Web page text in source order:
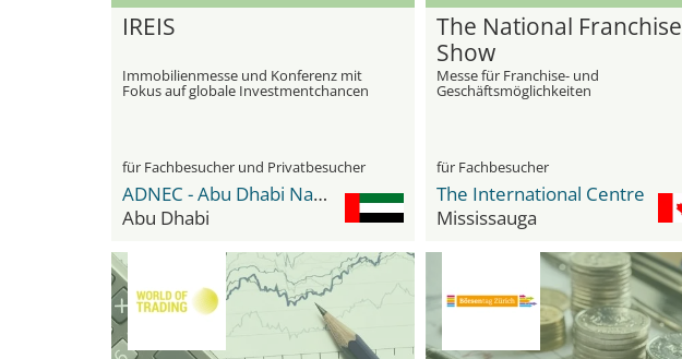
IREIS
Immobilienmesse und Konferenz mit
Fokus auf globale Investmentchancen
für Fachbesucher und Privatbesucher
ADNEC - Abu Dhabi National Exhibition Center
Abu Dhabi
The National Franchise
Show
Messe für Franchise- und
Geschäftsmöglichkeiten
für Fachbesucher
The International Centre
Mississauga